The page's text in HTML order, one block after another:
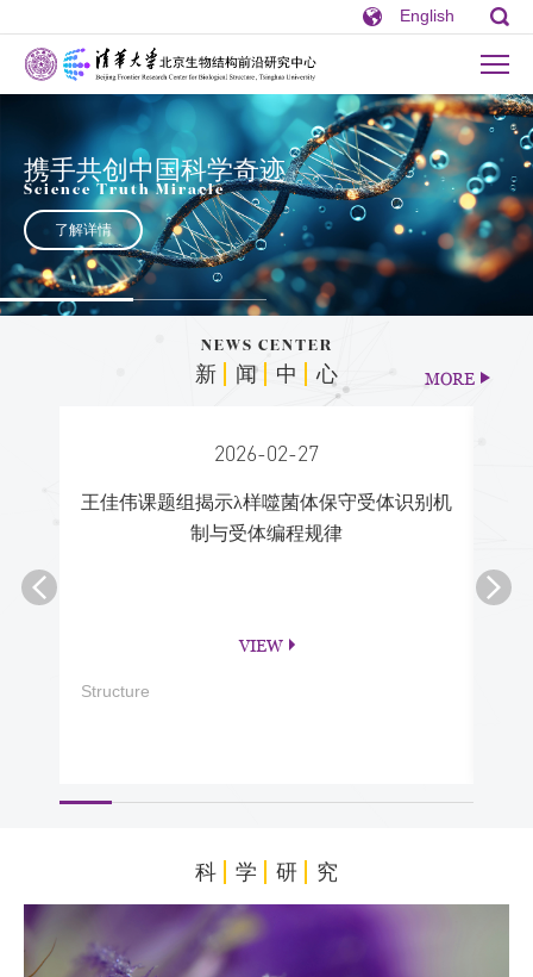
English
结构生物学，实现新跨越
Structural biology, Achieving new leap
了解详情
NEWS CENTER
新 闻 中 心 MORE
2026-02-27
王佳伟课题组揭示λ样噬菌体保守受体识别机
制与受体编程规律
VIEW
Structure
科 学 研 究